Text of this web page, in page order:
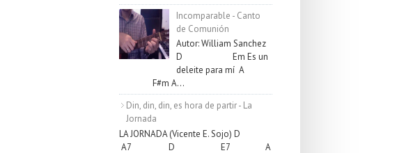
Incomparable - Canto
de Comunión
Autor: William Sanchez
D Em Es un
deleite para mí A
F#m A...
Din, din, din, es hora de partir - La
Jornada
LA JORNADA (Vicente E. Sojo) D
A7 D E7 A